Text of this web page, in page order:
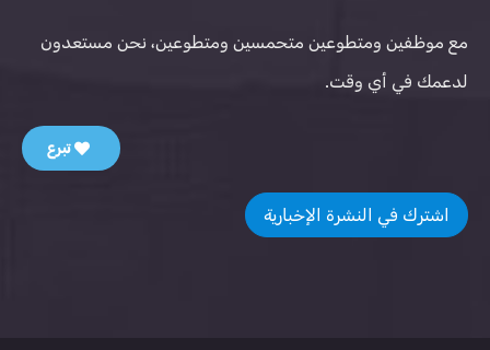
مع موظفين ومتطوعين متحمسين ومتطوعين، نحن مستعدون
لدعمك في أي وقت.
تبرع
اشترك في النشرة الإخبارية